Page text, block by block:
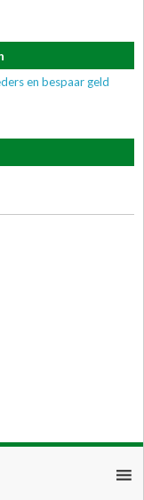
en bespaar geld